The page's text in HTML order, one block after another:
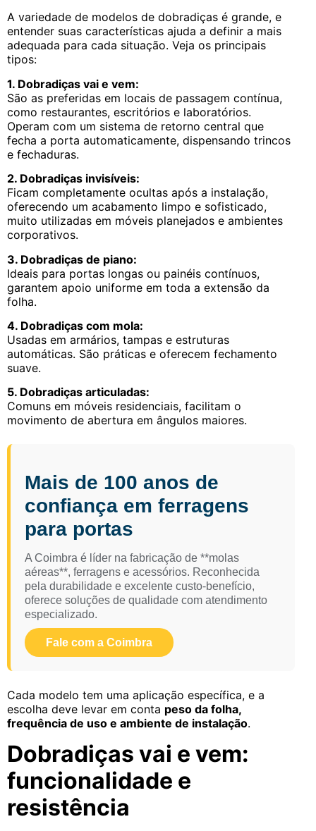
A variedade de modelos de dobradiças é grande, e
entender suas características ajuda a definir a mais
adequada para cada situação. Veja os principais
tipos:
1. Dobradiças vai e vem:
São as preferidas em locais de passagem contínua,
como restaurantes, escritórios e laboratórios.
Operam com um sistema de retorno central que
fecha a porta automaticamente, dispensando trincos
e fechaduras.
2. Dobradiças invisíveis:
Ficam completamente ocultas após a instalação,
oferecendo um acabamento limpo e sofisticado,
muito utilizadas em móveis planejados e ambientes
corporativos.
3. Dobradiças de piano:
Ideais para portas longas ou painéis contínuos,
garantem apoio uniforme em toda a extensão da
folha.
4. Dobradiças com mola:
Usadas em armários, tampas e estruturas
automáticas. São práticas e oferecem fechamento
suave.
5. Dobradiças articuladas:
Comuns em móveis residenciais, facilitam o
movimento de abertura em ângulos maiores.
Mais de 100 anos de
confiança em ferragens
para portas
A Coimbra é líder na fabricação de **molas
aéreas**, ferragens e acessórios. Reconhecida
pela durabilidade e excelente custo-benefício,
oferece soluções de qualidade com atendimento
especializado.
Fale com a Coimbra
Cada modelo tem uma aplicação específica, e a
escolha deve levar em conta peso da folha,
frequência de uso e ambiente de instalação.
Dobradiças vai e vem:
funcionalidade e
resistência